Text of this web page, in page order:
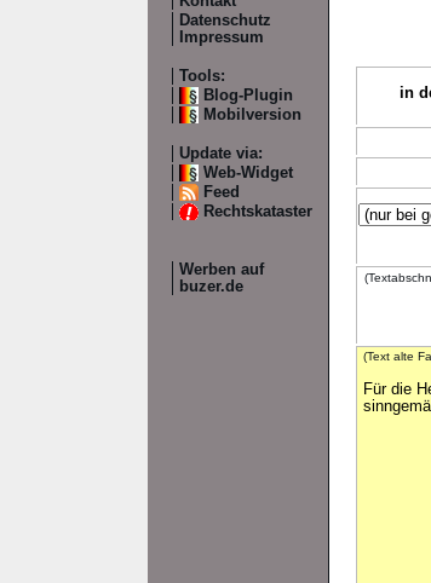
Datenschutz
Impressum
Tools:
Blog-Plugin
Mobilversion
Update via:
Web-Widget
Feed
Rechtskataster
Werben auf
buzer.de
in
(Text alte
Für die